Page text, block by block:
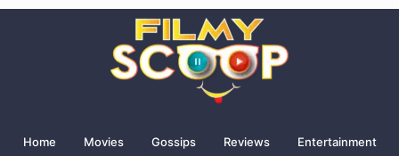
Home Movies Gossips Reviews Entertainment